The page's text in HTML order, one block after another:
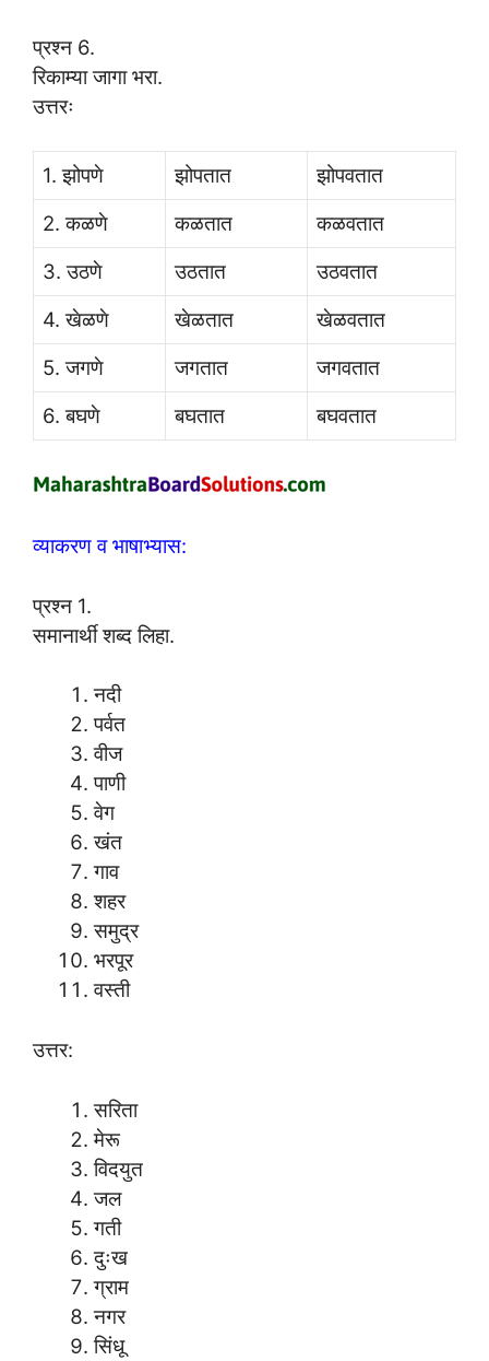
प्रश्न 6.
रिकाम्या जागा भरा.
उत्तरः
1. झोपणे झोपतात
झोपवतात
2. कळणे
कळतात
कळवतात
3. उठणे
उठतात
उठवतात
4. खेळणे
खेळतात
खेळवतात
5. जगणे
जगतात
जगवतात
6. बघणे
बघतात बघवतात
व्याकरण व भाषाभ्यास:
प्रश्न 1.
समानार्थी शब्द लिहा.
नदी
पर्वत
वीज
पाणी
वेग
खंत
गाव
शहर
समुद्र
भरपूर
वस्ती
उत्तर:
सरिता
मेरू
विदयुत
जल
गती
दुःख
ग्राम
नगर
सिंधू